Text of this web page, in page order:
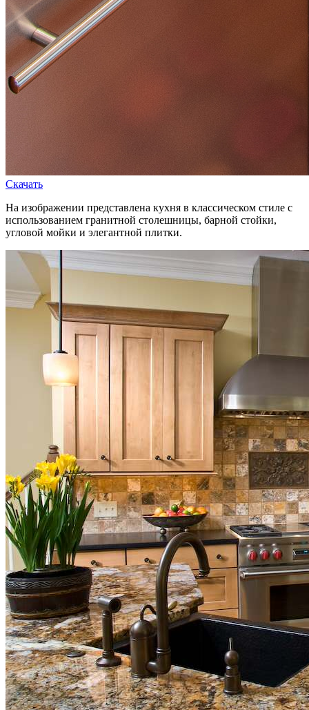
Скачать
На изображении представлена кухня в классическом стиле с
использованием гранитной столешницы, барной стойки,
угловой мойки и элегантной плитки.